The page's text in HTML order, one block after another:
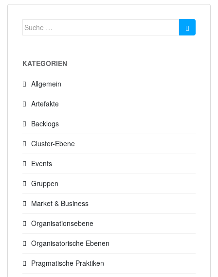
Suche
KATEGORIEN
Allgemein
Artefakte
Backlogs
Cluster-Ebene
Events
Gruppen
Market & Business
Organisationsebene
Organisatorische Ebenen
Pragmatische Praktiken